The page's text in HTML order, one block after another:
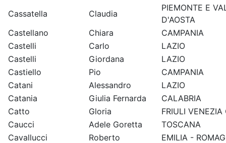
Cassatella
Claudia
PIEMONTE E
D'AOSTA
Castellano
Chiara
CAMPANIA
Castelli
Carlo
LAZIO
Castelli
Giordana
LAZIO
Castiello
Pio
CAMPANIA
Catani
Alessandro
LAZIO
Catania
Giulia Fernarda
CALABRIA
Catto
Gloria
FRIULI VENEZIA
Caucci
Adele Goretta
TOSCANA
Cavallucci
Roberto
EMILIA -